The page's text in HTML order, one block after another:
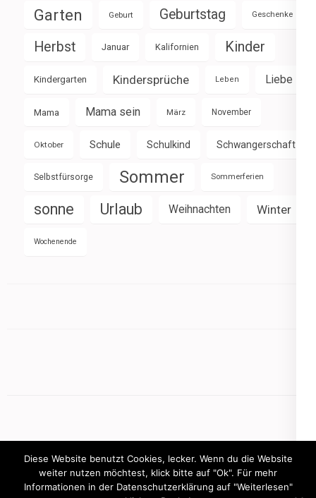
Garten Geburt Geburtstag Geschenke
Herbst Januar Kalifornien Kinder
Kindergarten Kindersprüche Leben Liebe
Mama Mama sein März November
Oktober Schule Schulkind Schwangerschaft
Selbstfürsorge Sommer Sommerferien
sonne Urlaub Weihnachten Winter
Wochenende
Diese Website benutzt Cookies, lecker. Wenn du die Website
weiter nutzen möchtest, klick bitte auf "Ok". Für mehr
Informationen in der Datenschutzerklärung auf "Weiterlesen"